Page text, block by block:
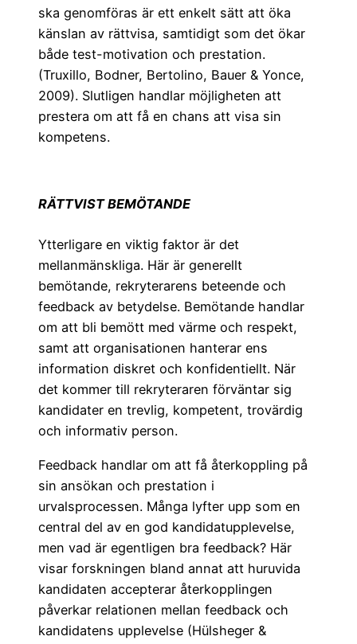
ska genomföras är ett enkelt sätt att öka
känslan av rättvisa, samtidigt som det ökar
både test-motivation och prestation.
(Truxillo, Bodner, Bertolino, Bauer & Yonce,
2009). Slutligen handlar möjligheten att
prestera om att få en chans att visa sin
kompetens.
RÄTTVIST BEMÖTANDE
Ytterligare en viktig faktor är det
mellanmänskliga. Här är generellt
bemötande, rekryterarens beteende och
feedback av betydelse. Bemötande handlar
om att bli bemött med värme och respekt,
samt att organisationen hanterar ens
information diskret och konfidentiellt. När
det kommer till rekryteraren förväntar sig
kandidater en trevlig, kompetent, trovärdig
och informativ person.
Feedback handlar om att få återkoppling på
sin ansökan och prestation i
urvalsprocessen. Många lyfter upp som en
central del av en god kandidatupplevelse,
men vad är egentligen bra feedback? Här
visar forskningen bland annat att huruvida
kandidaten accepterar återkopplingen
påverkar relationen mellan feedback och
kandidatens upplevelse (Hülsheger &